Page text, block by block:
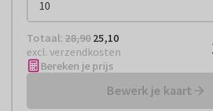
Totaal: € 25,10
Totaal: 28,90 25,10
excl. verzendkosten
Bereken je prijs
Bewerk je kaart